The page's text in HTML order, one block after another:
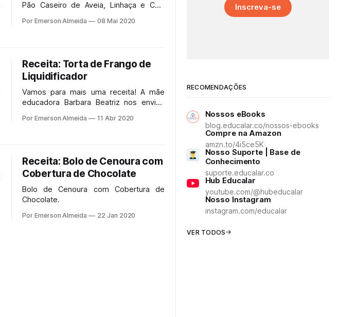
Pão Caseiro de Aveia, Linhaça e Chia
e magnésio). Acompanhe o vídeo, onde
Por Emerson Almeida 08 Mai 2020
Receita: Torta de Frango de
Liquidificador
Vamos para mais uma receita! A mãe
educadora Barbara Beatriz nos enviou
simples. Vamos conferir!
Por Emerson Almeida 11 Abr 2020
Receita: Bolo de Cenoura com
Cobertura de Chocolate
Bolo de Cenoura com Cobertura de
Chocolate.
Por Emerson Almeida 22 Jan 2020
Inscreva-se
RECOMENDAÇÕES
Nossos eBooks
blog.educalar.co/nossos-ebooks
Compre na Amazon
amzn.to/4i5ce5K
Nosso Suporte | Base de
Conhecimento
suporte.educalar.co
Hub Educalar
youtube.com/@hubeducalar
Nosso Instagram
instagram.com/educalar
VER TODOS